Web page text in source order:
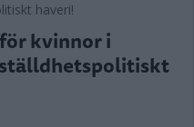
kvinnor i